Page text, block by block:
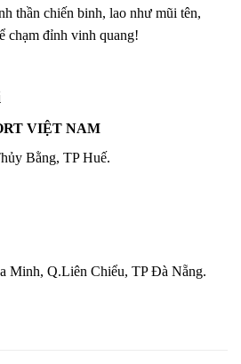
thần chiến binh, lao như mũi tên,
chạm đỉnh vinh quang!
VIỆT NAM
Bằng, TP Huế.
Minh, Q.Liên Chiểu, TP Đà Nẵng.